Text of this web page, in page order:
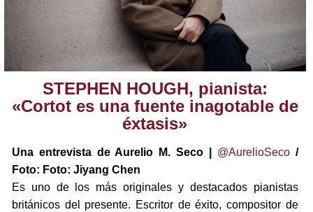
STEPHEN HOUGH, pianista:
«Cortot es una fuente inagotable de
éxtasis»
Una entrevista de Aurelio M. Seco | @AurelioSeco /
Foto: Foto: Jiyang Chen
Es uno de los más originales y destacados pianistas
británicos del presente. Escritor de éxito, compositor de